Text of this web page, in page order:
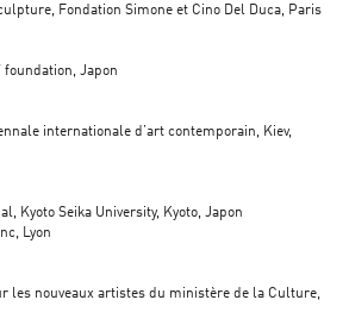
Fondation Simone et Cino Del Duca, Paris
foundation, Japon
internationale d’art contemporain, Kiev,
Kyoto Seika University, Kyoto, Japon
Lyon
les nouveaux artistes du ministère de la Culture,